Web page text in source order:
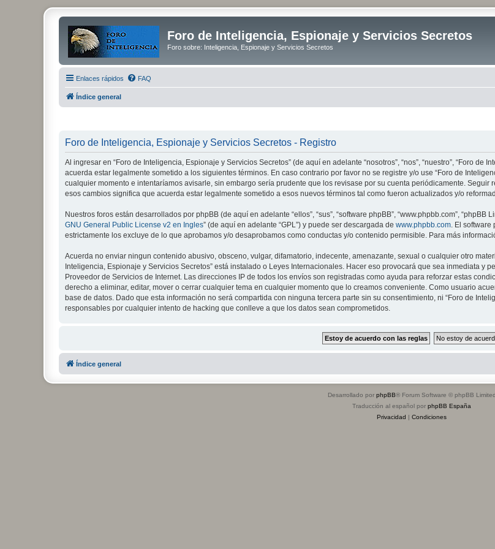
Foro de Inteligencia, Espionaje y Servicios Secretos
Foro sobre: Inteligencia, Espionaje y Servicios Secretos
Enlaces rápidos FAQ
Índice general
Foro de Inteligencia, Espionaje y Servicios Secretos - Registro
Al ingresar en “Foro de Inteligencia, Espionaje y Servicios Secretos” (de aquí en adelante “nosotros”, “nos”, “nuestro”, “Foro de
acuerda estar legalmente sometido a los siguientes términos. En caso contrario por favor no se registre y/o use “Foro de
cualquier momento e intentaríamos avisarle, sin embargo sería prudente que los revisase por su cuenta periódicamente. Seguir
esos cambios significa que acuerda estar legalmente sometido a esos nuevos términos tal como fueron actualizados y/o
Nuestros foros están desarrollados por phpBB (de aquí en adelante “ellos”, “sus”, “software phpBB”, “www.phpbb.com”,
GNU General Public License v2 en Ingles” (de aquí en adelante “GPL”) y puede ser descargada de www.phpbb.com. El software
estrictamente los excluye de lo que aprobamos y/o desaprobamos como conductas y/o contenido permisible. Para más
Acuerda no enviar ningun contenido abusivo, obsceno, vulgar, difamatorio, indecente, amenazante, sexual o cualquier otro
Inteligencia, Espionaje y Servicios Secretos” está instalado o Leyes Internacionales. Hacer eso provocará que sea inmediata y
Proveedor de Servicios de Internet. Las direcciones IP de todos los envíos son registradas como ayuda para reforzar estas
derecho a eliminar, editar, mover o cerrar cualquier tema en cualquier momento que lo creamos conveniente. Como usuario
base de datos. Dado que esta información no será compartida con ninguna tercera parte sin su consentimiento, ni “Foro de
responsables por cualquier intento de hacking que conlleve a que los datos sean comprometidos.
Índice general
Desarrollado por phpBB® Forum Software © phpBB Limited
Traducción al español por phpBB España
Privacidad | Condiciones